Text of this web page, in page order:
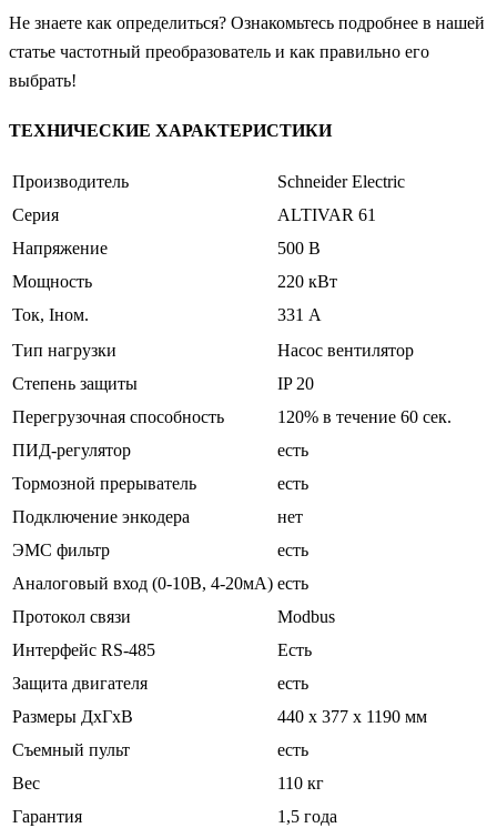
Не знаете как определиться? Ознакомьтесь подробнее в нашей
статье частотный преобразователь и как правильно его
выбрать!
ТЕХНИЧЕСКИЕ ХАРАКТЕРИСТИКИ
Производитель
Schneider Electric
Серия
ALTIVAR 61
Напряжение
500 В
Мощность
220 кВт
Ток, Iном.
331 А
Тип нагрузки
Насос вентилятор
Степень защиты
IP 20
Перегрузочная способность
120% в течение 60 сек.
ПИД-регулятор
есть
Тормозной прерыватель
есть
Подключение энкодера
нет
ЭМС фильтр
есть
Аналоговый вход (0-10В, 4-20мА) есть
Протокол связи
Modbus
Интерфейс RS-485
Есть
Защита двигателя
есть
Размеры ДхГхВ
440 x 377 x 1190 мм
Съемный пульт
есть
Вес
110 кг
Гарантия
1,5 года